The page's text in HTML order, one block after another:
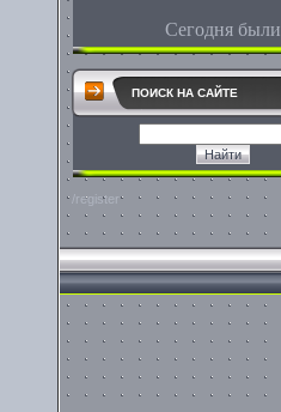
Сегодня были
ПОИСК НА САЙТЕ
/register